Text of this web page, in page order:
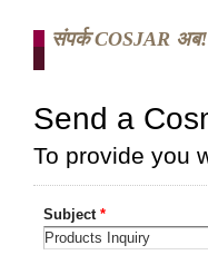
संपर्क COSJAR अब!